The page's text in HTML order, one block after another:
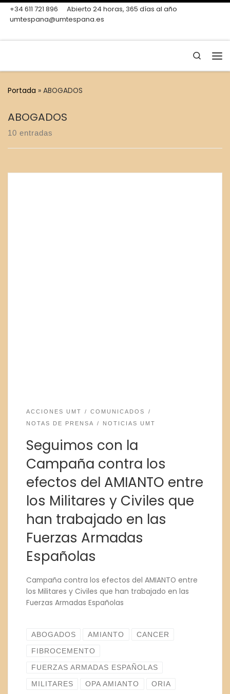
Skip to content
+34 611 721 896
Abierto 24 horas, 365 días al año
umtespana@umtespana.es
Search
Portada » ABOGADOS
ABOGADOS
10 entradas
ACCIONES UMT
COMUNICADOS
NOTAS DE PRENSA
NOTICIAS UMT
Seguimos con la
Campaña contra los
efectos del AMIANTO entre
los Militares y Civiles que
han trabajado en las
Fuerzas Armadas
Españolas
Campaña contra los efectos del AMIANTO entre
los Militares y Civiles que han trabajado en las
Fuerzas Armadas Españolas
ABOGADOS AMIANTO CANCER
FIBROCEMENTO
FUERZAS ARMADAS ESPAÑOLAS
MILITARES OPA AMIANTO ORIA